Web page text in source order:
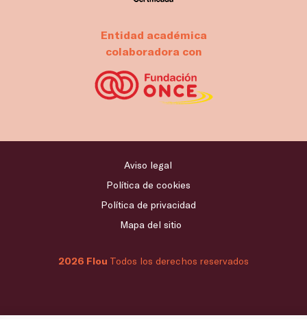
Entidad académica
colaboradora con
2026 Flou Todos los derechos reservados
Aviso legal
Política de cookies
Política de privacidad
Mapa del sitio